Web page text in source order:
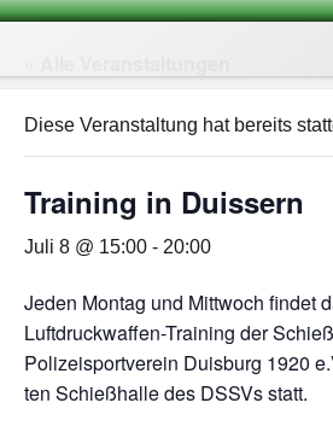
Diese Veranstaltung hat bereits
Trai­ning in Duissern
Juli 8 @ 15:00 - 20:00
Jeden Mon­tag und Mitt­woch fin­det
Luft­druck­waf­fen-Trai­ning der
Poli­zei­sport­ver­ein Duis­burg 1920
ten Schieß­halle des DSSVs statt.